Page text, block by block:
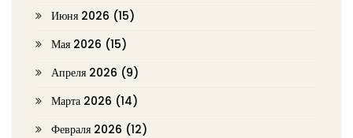
Июня 2026 (15)
Мая 2026 (15)
Апреля 2026 (9)
Марта 2026 (14)
Февраля 2026 (12)